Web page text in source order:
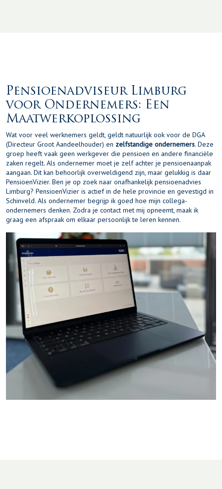
Pensioenadviseur Limburg
voor Ondernemers: Een
Maatwerkoplossing
Wat voor veel werknemers geldt, geldt natuurlijk ook voor de DGA
(Directeur Groot Aandeelhouder) en zelfstandige ondernemers. Deze
groep heeft vaak geen werkgever die pensioen en andere financiële
zaken regelt. Als ondernemer moet je zelf achter je pensioenaanpak
aangaan. Dit kan behoorlijk overweldigend zijn, maar gelukkig is daar
PensioenVizier. Ben je op zoek naar onafhankelijk pensioenadvies
Limburg? PensioenVizier is actief in de hele provincie en gevestigd in
Schinveld. Als ondernemer begrijp ik goed hoe mijn collega-
ondernemers denken. Zodra je contact met mij opneemt, maak ik
graag een afspraak om elkaar persoonlijk te leren kennen.